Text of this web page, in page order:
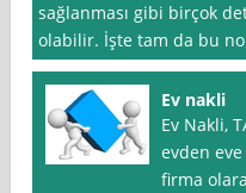
sağlanması gibi birçok
olabilir. İşte tam da bu
Ev nakli
Ev Nakli,
evden
firma